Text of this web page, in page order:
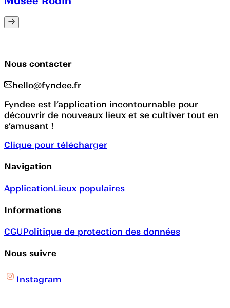
Nous contacter
hello@fyndee.fr
Fyndee est l’application incontournable pour
découvrir de nouveaux lieux et se cultiver tout en
s’amusant !
Clique pour télécharger
Navigation
ApplicationLieux populaires
Informations
CGUPolitique de protection des données
Nous suivre
Instagram